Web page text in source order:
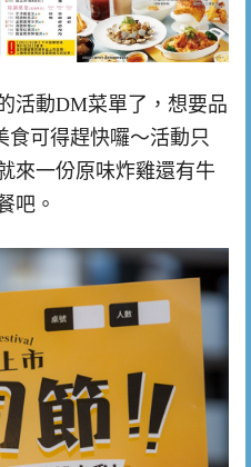
活動DM菜單了，想要品
食可得趕快囉～活動只
來一份原味炸雞還有牛
吧。